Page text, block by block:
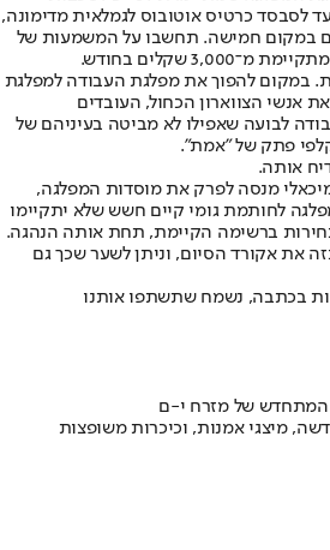
לסבסד כרטיס אוטובוס לגמלאית מדימונה,
במקום חמישה. תחשבו על המשמעות של
שקלים בחודש.
במקום להפוך את מפלגת העבודה למפלגת
אנשי הצווארון הכחול, העובדים
לבועה שאפילו לא מביטה בעיניהם של
פתק של "אמת".
אותה.
מנסה לפרק את מוסדות המפלגה,
לחותמת גומי קיים חשש שלא יתקיימו
ברשימה הקיימת, תחת אותה הנהגה.
את אקורד הסיום, וניתן לשער שכך גם
בכתבה, נשמח שתשתפו אותנו
המתחדש של מזרח י-ם
מיצגי אמנות, וכיכרות משופצות